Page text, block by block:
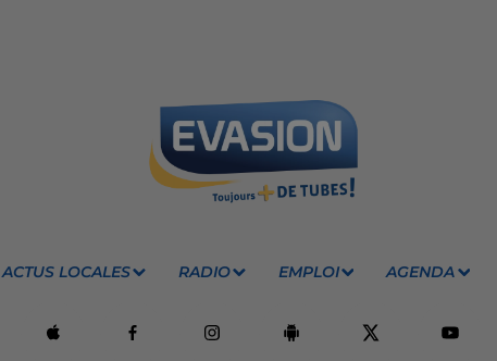
ACTUS LOCALES RADIO EMPLOI AGENDA